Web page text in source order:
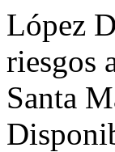
López
riesgos
Santa